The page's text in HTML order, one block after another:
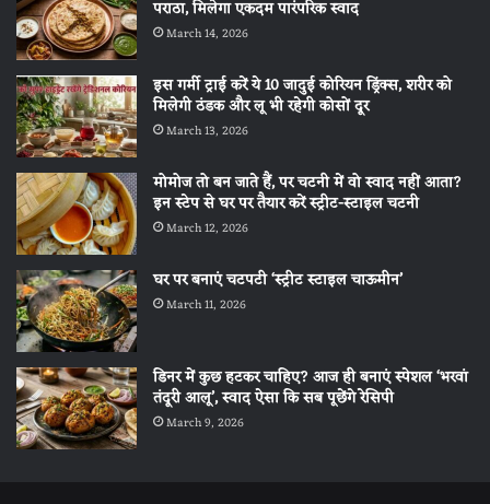
पराठा, मिलेगा एकदम पारंपरिक स्वाद
March 14, 2026
इस गर्मी ट्राई करें ये 10 जादुई कोरियन ड्रिंक्स, शरीर को
मिलेगी ठंडक और लू भी रहेगी कोसों दूर
March 13, 2026
मोमोज तो बन जाते हैं, पर चटनी में वो स्वाद नहीं आता?
इन स्टेप से घर पर तैयार करें स्ट्रीट-स्टाइल चटनी
March 12, 2026
घर पर बनाएं चटपटी ‘स्ट्रीट स्टाइल चाऊमीन’
March 11, 2026
डिनर में कुछ हटकर चाहिए? आज ही बनाएं स्पेशल ‘भरवां
तंदूरी आलू’, स्वाद ऐसा कि सब पूछेंगे रेसिपी
March 9, 2026